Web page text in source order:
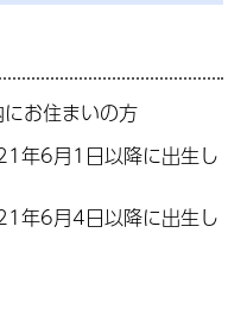
お住まいの方
年6月1日以降に出生し
年6月4日以降に出生し